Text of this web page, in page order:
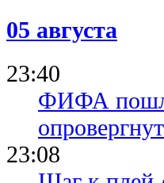
05 августа
23:40
ФИФА
23:08